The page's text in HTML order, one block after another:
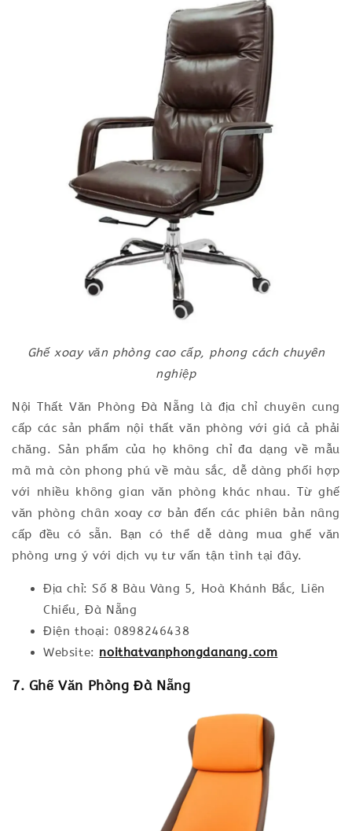
Ghế xoay văn phòng cao cấp, phong cách chuyên
nghiệp
Nội Thất Văn Phòng Đà Nẵng là địa chỉ chuyên cung
cấp các sản phẩm nội thất văn phòng với giá cả phải
chăng. Sản phẩm của họ không chỉ đa dạng về mẫu
mã mà còn phong phú về màu sắc, dễ dàng phối hợp
với nhiều không gian văn phòng khác nhau. Từ ghế
văn phòng chân xoay cơ bản đến các phiên bản nâng
cấp đều có sẵn. Bạn có thể dễ dàng mua ghế văn
phòng ưng ý với dịch vụ tư vấn tận tình tại đây.
Địa chỉ: Số 8 Bàu Vàng 5, Hoà Khánh Bắc, Liên
Chiểu, Đà Nẵng
Điện thoại: 0898246438
Website: noithatvanphongdanang.com
7. Ghế Văn Phòng Đà Nẵng